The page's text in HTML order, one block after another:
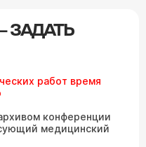
ЗАДАТЬ
работ время
конференции
медицинский